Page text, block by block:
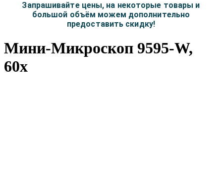
Запрашивайте цены, на некоторые товары и
большой объём можем дополнительно
предоставить скидку!
Мини-Микроскоп 9595-W,
60x